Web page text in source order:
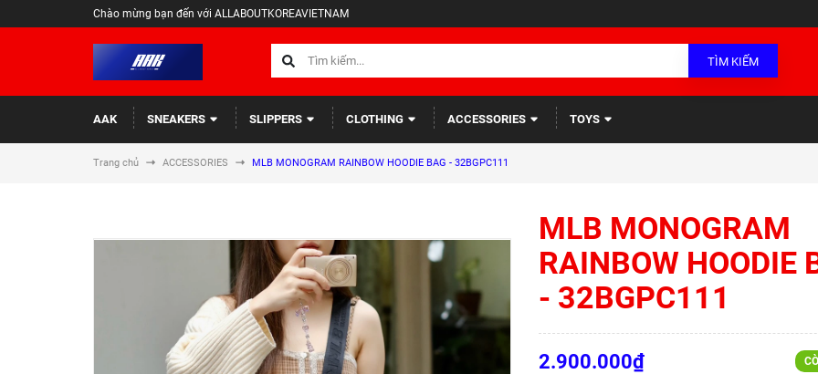
Chào mừng bạn đến với ALLABOUTKOREAVIETNAM
TÌM KIẾM
AAK SNEAKERS SLIPPERS CLOTHING ACCESSORIES TOYS
Trang chủ ACCESSORIES MLB MONOGRAM RAINBOW HOODIE BAG - 32BGPC111
MLB MONOGRAM
RAINBOW HOODIE
- 32BGPC111
2.900.000₫